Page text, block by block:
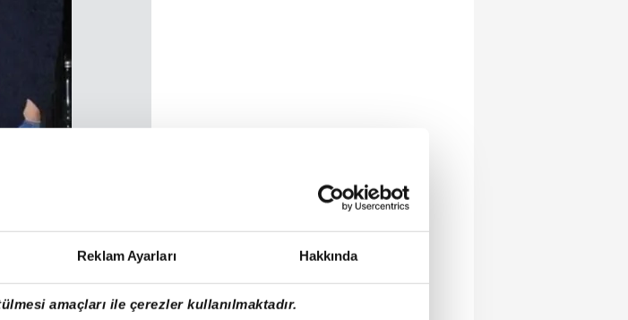
Reklam Ayarları Hakkında
amaçları ile çerezler kullanılmaktadır.
dair ortaya